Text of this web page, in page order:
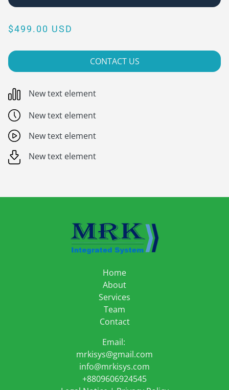
$499.00 USD
CONTACT US
New text element
New text element
New text element
New text element
Home
About
Services
Team
Contact
Email:
mrkisys@gmail.com
info@mrkisys.com
+8809606924545